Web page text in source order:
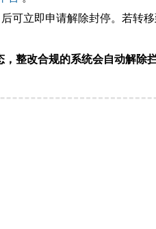
后可立即申请解除封停。若转
整改合规的系统会自动解除拦